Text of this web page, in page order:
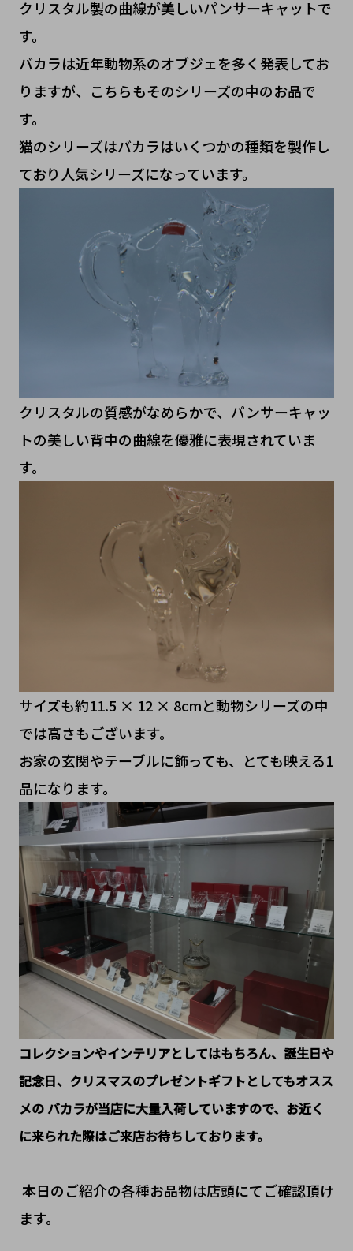
クリスタル製の曲線が美しいパンサーキャットで
す。
バカラは近年動物系のオブジェを多く発表してお
りますが、こちらもそのシリーズの中のお品で
す。
猫のシリーズはバカラはいくつかの種類を製作し
ており人気シリーズになっています。
クリスタルの質感がなめらかで、パンサーキャッ
トの美しい背中の曲線を優雅に表現されていま
す。
サイズも約11.5 × 12 × 8cmと動物シリーズの中
では高さもございます。
お家の玄関やテーブルに飾っても、とても映える1
品になります。
コレクションやインテリアとしてはもちろん、誕生日や
記念日、クリスマスのプレゼントギフトとしてもオスス
メの バカラが当店に大量入荷していますので、お近く
に来られた際はご来店お待ちしております。
本日のご紹介の各種お品物は店頭にてご確認頂け
ます。